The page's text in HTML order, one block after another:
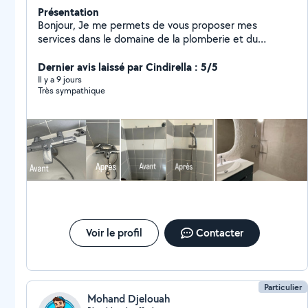
Présentation
Bonjour, Je me permets de vous proposer mes
services dans le domaine de la plomberie et du
réparation, fuite d'eau, remplacement d'équipements,
entretien chauffage, etc. Je suis disponible rapidement
et je travaille avec sérieux et professionnalisme. Pour
nettoyage que ça soit lavage auto à domicile ou
nettoyage des appartements ou maisons merci de
votre confiance cordialement
Dernier avis laissé par Cindirella : 5/5
Il y a 9 jours
Très sympathique
Voir le profil Contacter
Particulier
Mohand Djelouah